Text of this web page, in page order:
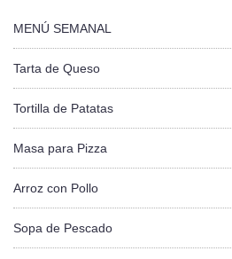
MENÚ SEMANAL
Tarta de Queso
Tortilla de Patatas
Masa para Pizza
Arroz con Pollo
Sopa de Pescado